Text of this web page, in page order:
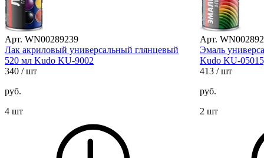
Арт. WN00289239
Лак акриловый универсальный глянцевый
520 мл Kudo KU-9002
340 / шт
руб.
4 шт
Арт.
Эмаль
Kudo KU-
413 / шт
руб.
2 шт